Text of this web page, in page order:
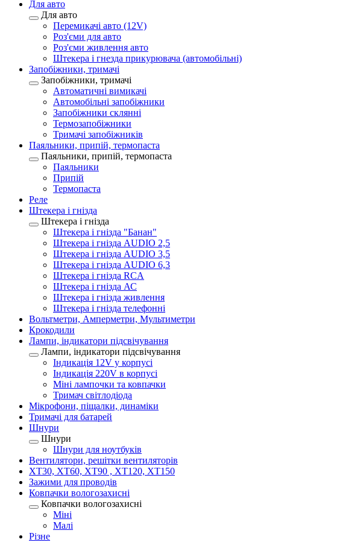
Для авто
Для авто
Перемикачі авто (12V)
Роз'єми для авто
Роз'єми живлення авто
Штекера і гнезда прикурювача (автомобільні)
Запобіжники, тримачі
Запобіжники, тримачі
Автоматичні вимикачі
Автомобільні запобіжники
Запобіжники склянні
Термозапобіжники
Тримачі запобіжників
Паяльники, припій, термопаста
Паяльники, припій, термопаста
Паяльники
Припій
Термопаста
Реле
Штекера і гнізда
Штекера і гнізда
Штекера і гнізда "Банан"
Штекера і гнізда AUDIO 2,5
Штекера і гнізда AUDIO 3,5
Штекера і гнізда AUDIO 6,3
Штекера і гнізда RCA
Штекера і гнізда АС
Штекера і гнізда живлення
Штекера і гнізда телефонні
Вольтметри, Амперметри, Мультиметри
Крокодили
Лампи, індикатори підсвічування
Лампи, індикатори підсвічування
Індикація 12V у корпусі
Індикація 220V в корпусі
Міні лампочки та ковпачки
Тримач світлодіода
Мікрофони, піщалки, динаміки
Тримачі для батарей
Шнури
Шнури
Шнури для ноутбуків
Вентилятори, решітки вентиляторів
XT30, XT60, XT90 , XT120, XT150
Зажими для проводів
Ковпачки вологозахисні
Ковпачки вологозахисні
Міні
Малі
Різне